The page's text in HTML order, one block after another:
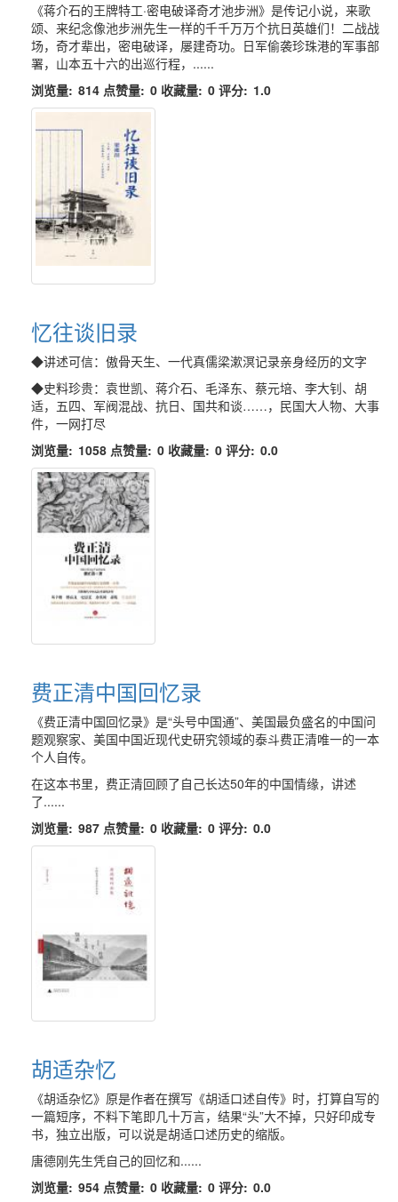
《蒋介石的王牌特工·密电破译奇才池步洲》是传记小说，来歌
颂、来纪念像池步洲先生一样的千千万万个抗日英雄们！二战战
场，奇才辈出，密电破译，屡建奇功。日军偷袭珍珠港的军事部
署，山本五十六的出巡行程，......
浏览量: 814 点赞量: 0 收藏量: 0 评分: 1.0
忆往谈旧录
◆讲述可信：傲骨天生、一代真儒梁漱溟记录亲身经历的文字
◆史料珍贵：袁世凯、蒋介石、毛泽东、蔡元培、李大钊、胡
适，五四、军阀混战、抗日、国共和谈……，民国大人物、大事
件，一网打尽
浏览量: 1058 点赞量: 0 收藏量: 0 评分: 0.0
费正清中国回忆录
《费正清中国回忆录》是“头号中国通”、美国最负盛名的中国问
题观察家、美国中国近现代史研究领域的泰斗费正清唯一的一本
个人自传。
在这本书里，费正清回顾了自己长达50年的中国情缘，讲述
了......
浏览量: 987 点赞量: 0 收藏量: 0 评分: 0.0
胡适杂忆
《胡适杂忆》原是作者在撰写《胡适口述自传》时，打算自写的
一篇短序，不料下笔即几十万言，结果“头”大不掉，只好印成专
书，独立出版，可以说是胡适口述历史的缩版。
唐德刚先生凭自己的回忆和......
浏览量: 954 点赞量: 0 收藏量: 0 评分: 0.0